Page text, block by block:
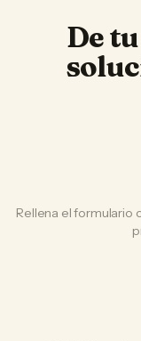
De
Rellena el formulario